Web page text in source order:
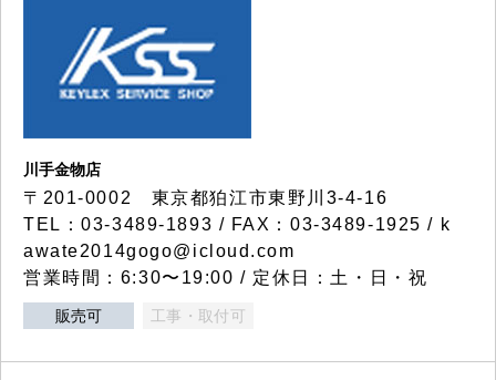
川手金物店
〒201-0002 東京都狛江市東野川3-4-16
TEL：03-3489-1893 / FAX：03-3489-1925 / k
awate2014gogo@icloud.com
営業時間：6:30〜19:00 / 定休日：土・日・祝
販売可 工事・取付可